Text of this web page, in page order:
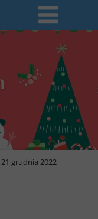
21 grudnia 2022